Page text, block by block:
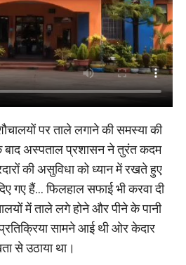
पर ताले लगाने की समस्या की
बाद अस्पताल प्रशासन ने तुरंत कदम
की असुविधा को ध्यान में रखते हुए
गए हैं… फिलहाल सफाई भी करवा दी
में ताले लगे होने और पीने के पानी
सामने आई थी ओर केदार
से उठाया था।